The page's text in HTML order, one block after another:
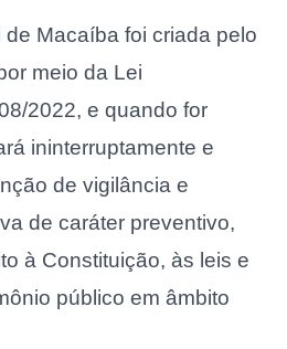
Macaíba foi criada pelo
meio da Lei
2022, e quando for
ininterruptamente e
de vigilância e
de caráter preventivo,
à Constituição, às leis e
público em âmbito